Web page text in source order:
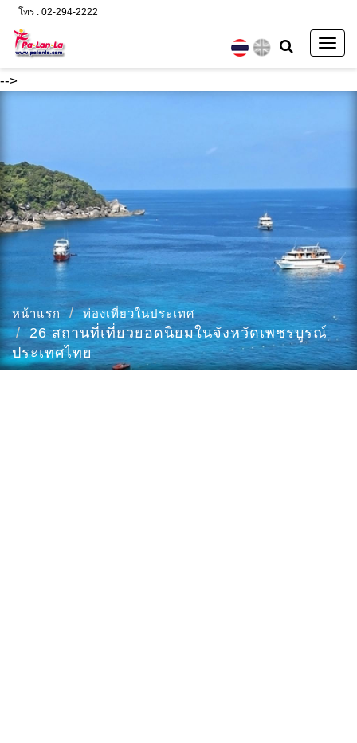
-->
โทร : 02-294-2222
หน้าแรก ท่องเที่ยวในประเทศ
26 สถานที่เที่ยวยอดนิยมในจังหวัดเพชรบูรณ์
ประเทศไทย